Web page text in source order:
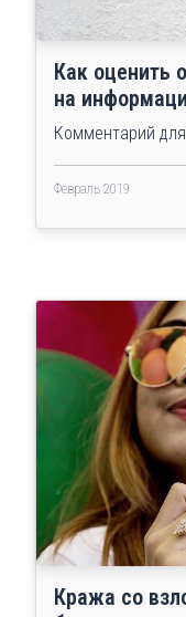
Как оценить
на
Комментарий
Февраль 2019
Кража со